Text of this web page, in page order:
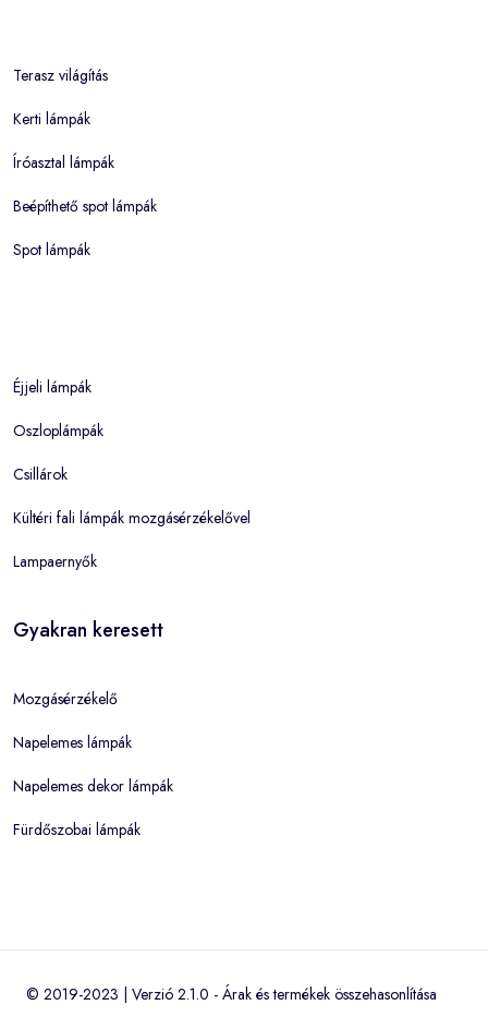
Terasz világítás
Kerti lámpák
Íróasztal lámpák
Beépíthető spot lámpák
Spot lámpák
Éjjeli lámpák
Oszloplámpák
Csillárok
Kültéri fali lámpák mozgásérzékelővel
Lampaernyők
Gyakran keresett
Mozgásérzékelő
Napelemes lámpák
Napelemes dekor lámpák
Fürdőszobai lámpák
© 2019-2023 | Verzió 2.1.0 - Árak és termékek összehasonlítása